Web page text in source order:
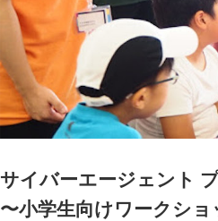
サイバーエージェント
〜小学生向けワークショ